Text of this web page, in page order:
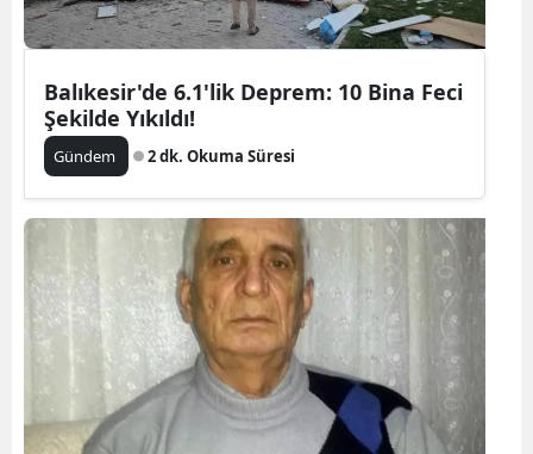
Balıkesir'de 6.1'lik Deprem: 10 Bina Feci
Şekilde Yıkıldı!
Gündem 2 dk. Okuma Süresi